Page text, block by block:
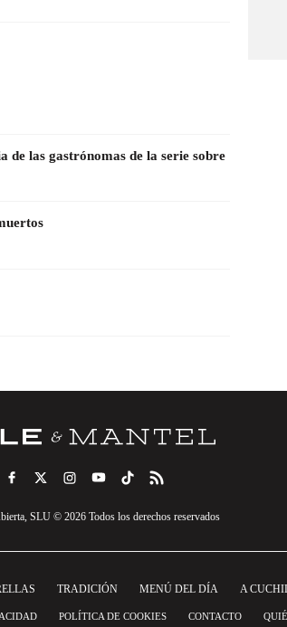
las gastrónomas de la serie sobre
SLU © 2026 Todos los derechos reservados
TRADICIÓN MENÚ DEL DÍA A
POLÍTICA DE COOKIES CONTACTO